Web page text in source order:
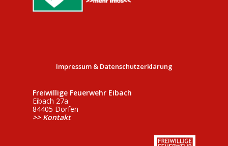
Impressum & Datenschutzerklärung
Freiwillige Feuerwehr Eibach
Eibach 27a
84405 Dorfen
>> Kontakt